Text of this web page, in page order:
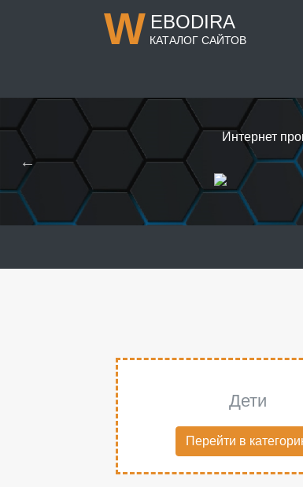
W EBODIRA
КАТАЛОГ САЙТОВ
Интернет
Дети
Перейти в